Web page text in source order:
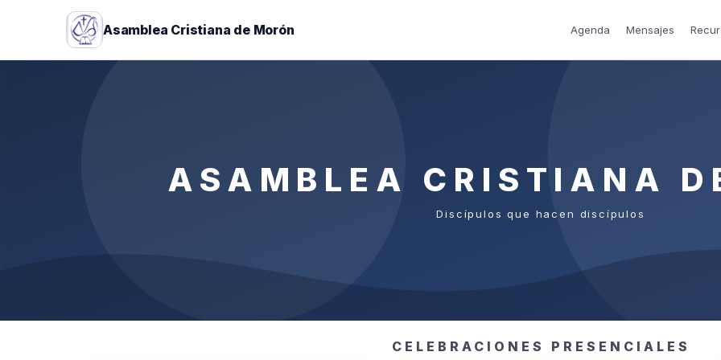
Asamblea Cristiana de Morón Agenda Mensajes
ASAMBLEA CRISTIANA
Discípulos que hacen discípulos
CELEBRACIONES PRESENCIALES